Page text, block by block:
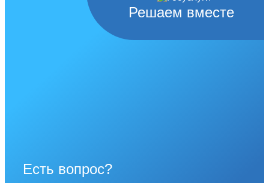
Решаем вместе
Есть вопрос?